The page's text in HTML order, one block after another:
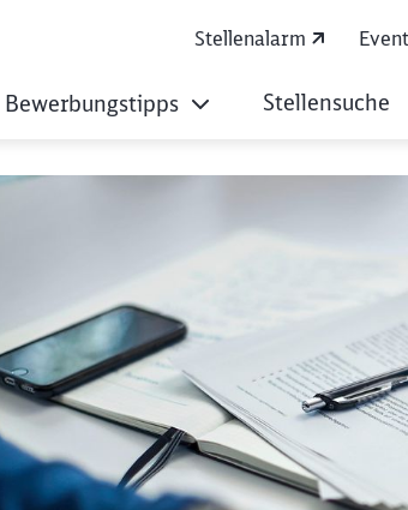
Stellenalarm
Bewerbungstipps Stellensuche